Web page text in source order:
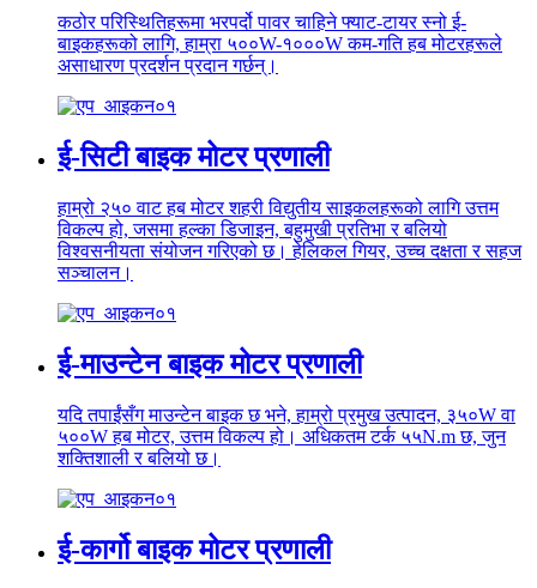
कठोर परिस्थितिहरूमा भरपर्दो पावर चाहिने फ्याट-टायर स्नो ई-
बाइकहरूको लागि, हाम्रा ५००W-१०००W कम-गति हब मोटरहरूले
असाधारण प्रदर्शन प्रदान गर्छन्।
ई-सिटी बाइक मोटर प्रणाली
हाम्रो २५० वाट हब मोटर शहरी विद्युतीय साइकलहरूको लागि उत्तम
विकल्प हो, जसमा हल्का डिजाइन, बहुमुखी प्रतिभा र बलियो
विश्वसनीयता संयोजन गरिएको छ। हेलिकल गियर, उच्च दक्षता र सहज
सञ्चालन।
ई-माउन्टेन बाइक मोटर प्रणाली
यदि तपाईंसँग माउन्टेन बाइक छ भने, हाम्रो प्रमुख उत्पादन, ३५०W वा
५००W हब मोटर, उत्तम विकल्प हो। अधिकतम टर्क ५५N.m छ, जुन
शक्तिशाली र बलियो छ।
ई-कार्गो बाइक मोटर प्रणाली